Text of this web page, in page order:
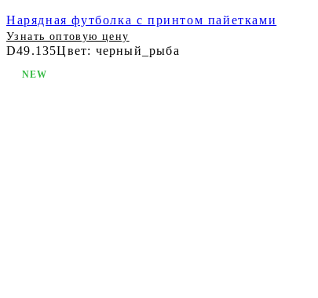
Нарядная футболка с принтом пайетками
Узнать оптовую цену
D49.135Цвет: черный_рыба
NEW